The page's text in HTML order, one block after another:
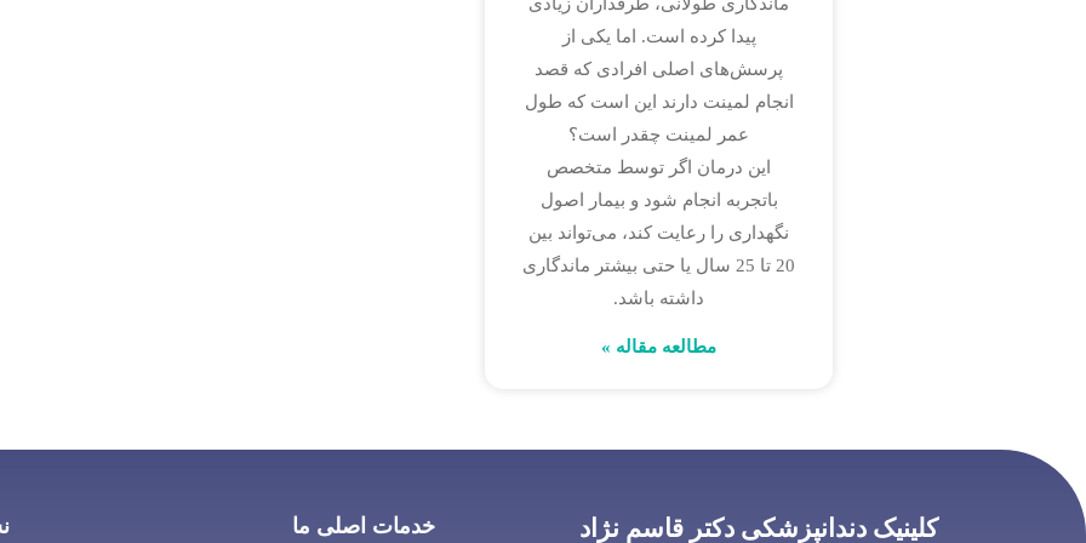
ماندگاری طولانی، طرفداران زیادی
پیدا کرده است. اما یکی از
پرسش‌های اصلی افرادی که قصد
انجام لمینت دارند این است که طول
عمر لمینت چقدر است؟
این درمان اگر توسط متخصص
باتجربه انجام شود و بیمار اصول
نگهداری را رعایت کند، می‌تواند بین
20 تا 25 سال یا حتی بیشتر ماندگاری
داشته باشد.
مطالعه مقاله »
کلینیک دندانپزشکی دکتر قاسم نژاد خدمات اصلی ما